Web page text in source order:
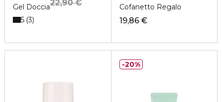
Gel Doccia22,90 €
5 3
Cofanetto Regalo
19,86 €
20%